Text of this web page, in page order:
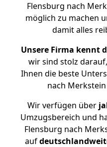
Flensburg nach
möglich zu machen
damit alles
Unsere Firma kennt
wir sind stolz
Ihnen die beste
nach
Wir verfügen über
Umzugsbereich und
Flensburg nach
auf